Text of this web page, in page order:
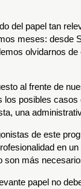
del papel tan
meses: desde
olvidarnos de
al frente de
los posibles
una
de este
en
son más
papel no